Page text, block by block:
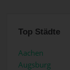
Top Städte
Aachen
Augsburg